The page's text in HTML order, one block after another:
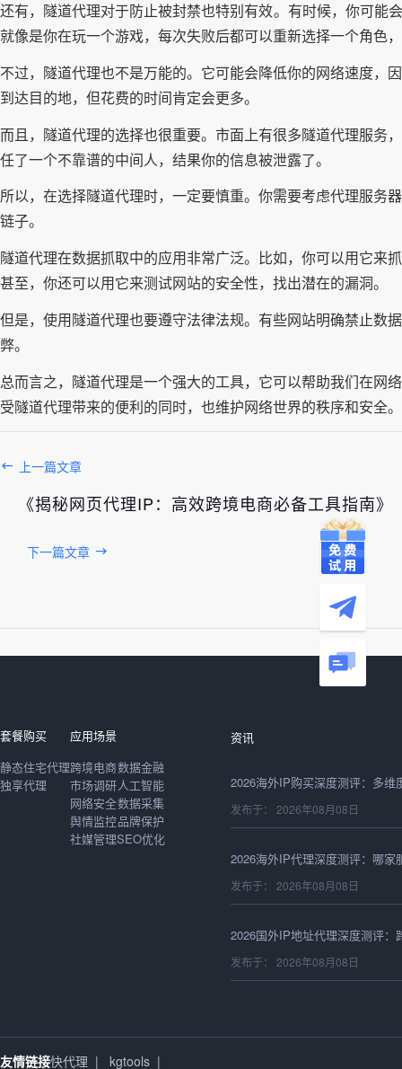
还有，隧道代理对于防止被封禁也特别有效。有时候，你可能
就像是你在玩一个游戏，每次失败后都可以重新选择一个角色
不过，隧道代理也不是万能的。它可能会降低你的网络速度，
到达目的地，但花费的时间肯定会更多。
而且，隧道代理的选择也很重要。市面上有很多隧道代理服务
任了一个不靠谱的中间人，结果你的信息被泄露了。
所以，在选择隧道代理时，一定要慎重。你需要考虑代理服务
链子。
隧道代理在数据抓取中的应用非常广泛。比如，你可以用它来
甚至，你还可以用它来测试网站的安全性，找出潜在的漏洞。
但是，使用隧道代理也要遵守法律法规。有些网站明确禁止数
弊。
总而言之，隧道代理是一个强大的工具，它可以帮助我们在网
受隧道代理带来的便利的同时，也维护网络世界的秩序和安全。
上一篇文章
《揭秘网页代理IP：高效跨境电商必备工具指南》
下一篇文章
套餐购买
静态住宅代理
独享代理
应用场景
跨境电商
市场调研
网络安全
舆情监控
社媒管理
数据金融
人工智能
数据采集
品牌保护
SEO优化
资讯
发布于： 2026年08月08日
发布于： 2026年08月08日
发布于： 2026年08月08日
发布于： 2026年08月08日
发布于： 2026年08月08日
友情链接快代理 | kgtools |